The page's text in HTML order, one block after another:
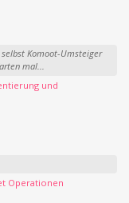
Komoot-Umsteiger
mal...
und
Operationen